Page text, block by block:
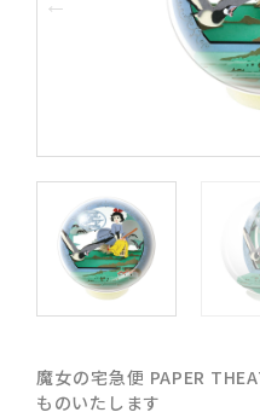
魔女の宅急便 PAPER
ものいたします